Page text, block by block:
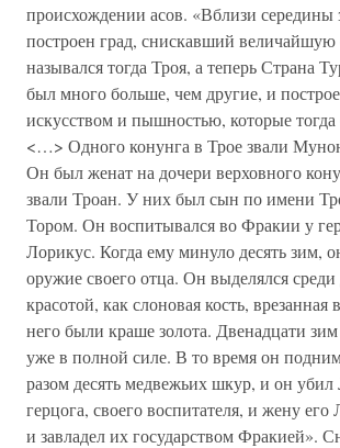
происхождении асов. «Вблизи середины
построен град, снискавший величайшую
назывался тогда Троя, а теперь Страна
был много больше, чем другие, и
искусством и пышностью, которые
<…> Одного конунга в Трое звали
Он был женат на дочери верховного
звали Троан. У них был сын по имени
Тором. Он воспитывался во Фракии у
Лорикус. Когда ему минуло десять зим,
оружие своего отца. Он выделялся
красотой, как слоновая кость,
него были краше золота. Двенадцати
уже в полной силе. В то время он
разом десять медвежьих шкур, и он убил
герцога, своего воспитателя, и жену
и завладел их государством Фракией».